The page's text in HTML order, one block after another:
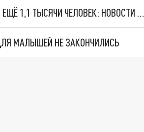
В РОСТОВСКОЙ ОБЛАСТИ КОРОНАВИРУСОМ ЗАРАЗИЛИСЬ ЕЩЁ 1,1 ТЫСЯЧИ ЧЕЛОВЕК: НОВОСТИ НА 15 МАРТА
МАЛЫШЕЙ НЕ ЗАКОНЧИЛИСЬ